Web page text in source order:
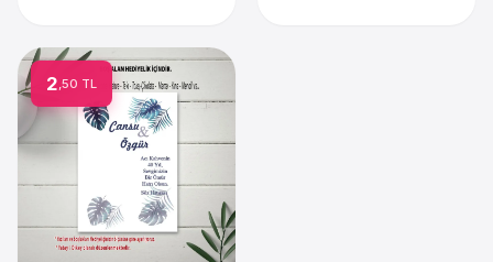
2 ,50 TL